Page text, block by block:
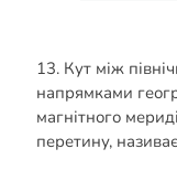
13. Кут між
напрямками
магнітного
перетину,